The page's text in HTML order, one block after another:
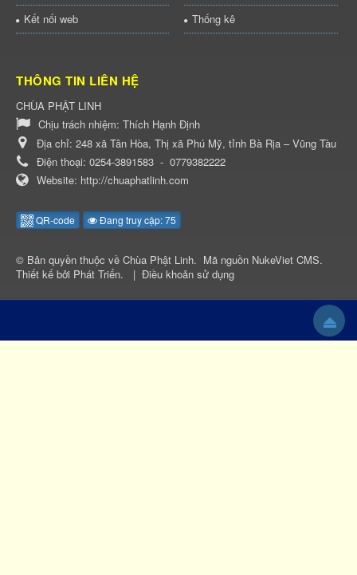
Kết nối web
Thống kê
THÔNG TIN LIÊN HỆ
CHÙA PHẬT LINH
Chịu trách nhiệm: Thích Hạnh Định
Địa chỉ: 248 xã Tân Hòa, Thị xã Phú Mỹ, tỉnh Bà Rịa – Vũng Tàu
Điện thoại: 0254-3891583 - 0779382222
Website: http://chuaphatlinh.com
QR-code Đang truy cập: 75
© Bản quyền thuộc về Chùa Phật Linh. Mã nguồn NukeViet CMS.
Thiết kế bởi Phát Triển. | Điều khoản sử dụng